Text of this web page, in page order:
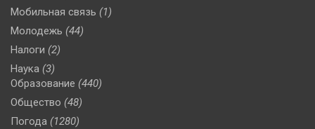
Мобильная связь (1)
Молодежь (44)
Налоги (2)
Наука (3)
Образование (440)
Общество (48)
Погода (1280)